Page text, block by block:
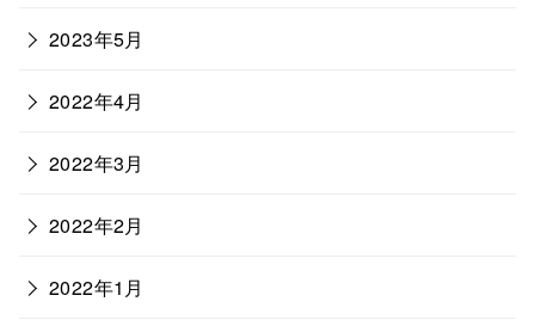
2023年5月
2022年4月
2022年3月
2022年2月
2022年1月